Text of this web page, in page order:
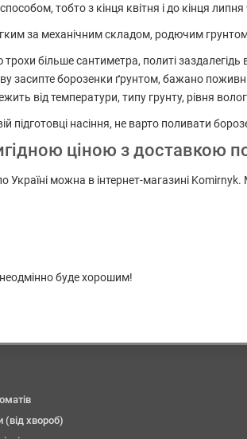
тобто з кінця квітня і до кінця липня
за механічним складом, родючим
більше сантиметра, политі
засипте борозенки ґрунтом, бажано
від температури, типу грунту, рівня
підготовці насіння, не варто поливати
ціною з доставкою
Україні можна в інтернет-магазині
буде хорошим!
(від хвороб)